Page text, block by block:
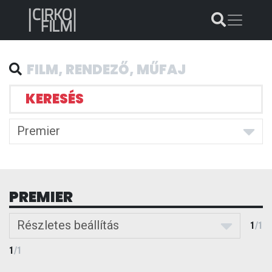
KERESÉS
Premier
PREMIER
Részletes beállítás 1/1
1/1